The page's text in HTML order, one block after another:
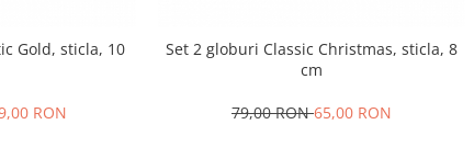
Gold, sticla, 10
RON
Set 2 globuri Classic Christmas, sticla, 8
cm
79,00 RON65,00 RON